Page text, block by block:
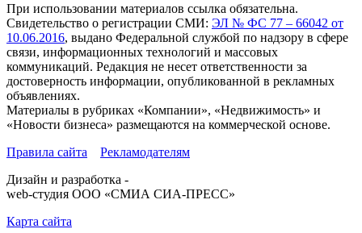
При использовании материалов ссылка обязательна.
Свидетельство о регистрации СМИ: ЭЛ № ФС 77 – 66042 от
10.06.2016, выдано Федеральной службой по надзору в сфере
связи, информационных технологий и массовых
коммуникаций. Редакция не несет ответственности за
достоверность информации, опубликованной в рекламных
объявлениях.
Материалы в рубриках «Компании», «Недвижимость» и
«Новости бизнеса» размещаются на коммерческой основе.
Правила сайта
Рекламодателям
Дизайн и разработка -
web-студия ООО «СМИА СИА-ПРЕСС»
Карта сайта